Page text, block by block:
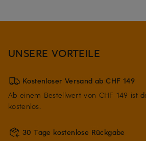
UNSERE VORTEILE
Kostenloser Versand ab CHF 149
Ab einem Bestellwert von CHF 149 ist
kostenlos.
30 Tage kostenlose Rückgabe